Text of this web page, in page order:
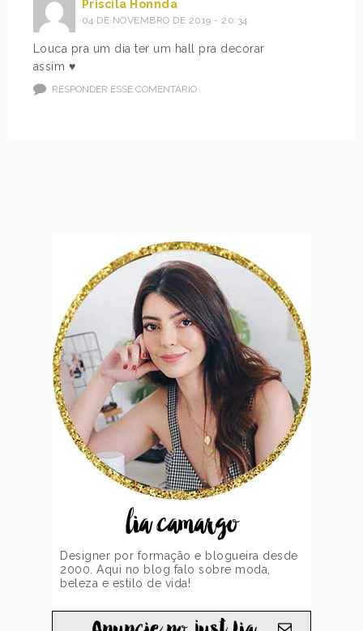
Priscila Honnda
04 DE NOVEMBRO DE 2019 - 20:34
Louca pra um dia ter um hall pra decorar
assim ♥
RESPONDER ESSE COMENTÁRIO
lia camargo
Designer por formação e blogueira desde
2000. Aqui no blog falo sobre moda,
beleza e estilo de vida!